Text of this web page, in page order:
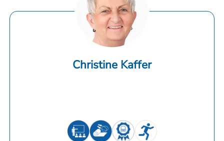
Christine Kaffer